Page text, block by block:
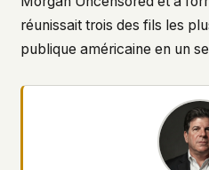
If this concerns you, a
We won't judge – we'd
you. If we ever add
party scripts, we'll say so
should stop trusting us.
réunissait trois des fils les
publique américaine en un